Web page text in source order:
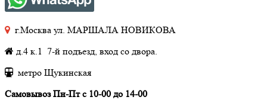
г.Москва ул. МАРШАЛА НОВИКОВА
д.4 к.1 7-й подъезд, вход со двора.
метро Щукинская
Самовывоз Пн-Пт с 10-00 до 14-00